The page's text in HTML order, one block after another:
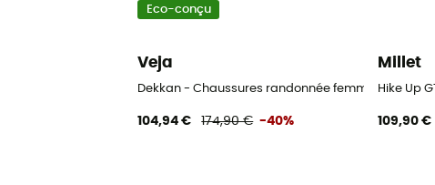
Eco-conçu
Veja
Dekkan - Chaussures randonnée femme
104,94 € 174,90 € -40%
Millet
Hike Up
109,90 €